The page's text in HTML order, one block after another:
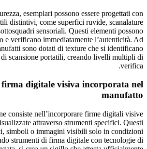
esemplari possono essere progettati con
distintivi, come superfici ruvide, scanalature
sensoriali. Questi elementi possono
e verificano immediatamente l’autenticità. Ad
sono dotati di texture che si identificano
scansione portatili, creando livelli multipli di
verifica.
firma digitale visiva incorporata nel
manufatto
consiste nell’incorporare firme digitali visive
attraverso strumenti specifici. Questi
simboli o immagini visibili solo in condizioni
strumenti di firma digitale con tecnologie di